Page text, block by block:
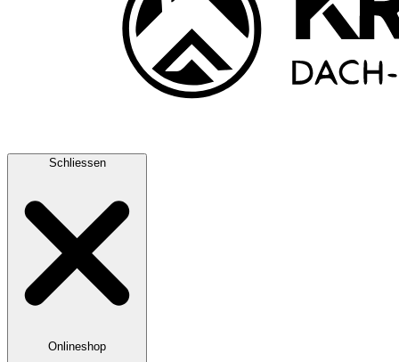
Schliessen
Onlineshop